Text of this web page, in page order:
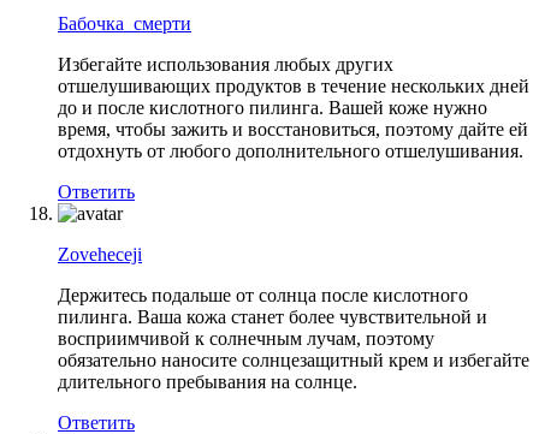
Бабочка_смерти
Избегайте использования любых других
отшелушивающих продуктов в течение нескольких дней
до и после кислотного пилинга. Вашей коже нужно
время, чтобы зажить и восстановиться, поэтому дайте ей
отдохнуть от любого дополнительного отшелушивания.
Ответить
Zoveheceji
Держитесь подальше от солнца после кислотного
пилинга. Ваша кожа станет более чувствительной и
восприимчивой к солнечным лучам, поэтому
обязательно наносите солнцезащитный крем и избегайте
длительного пребывания на солнце.
Ответить